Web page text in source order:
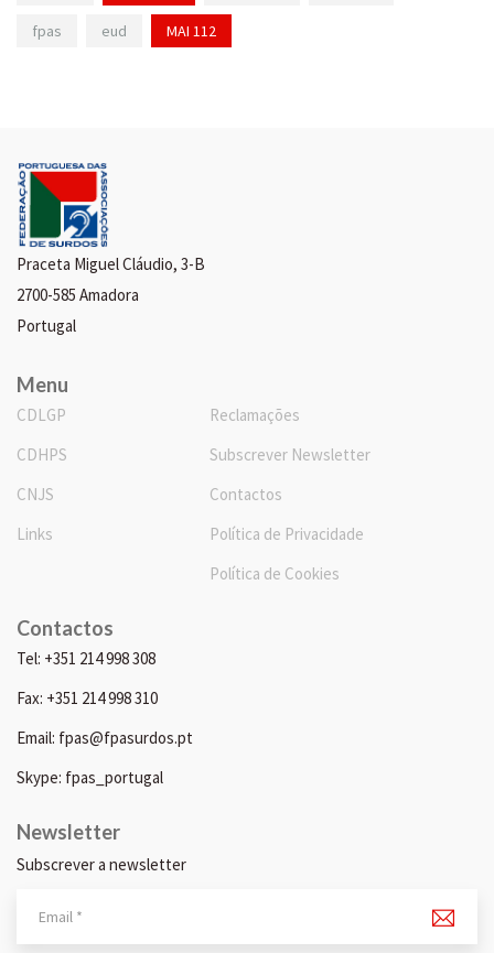
fpas eud MAI 112
Praceta Miguel Cláudio, 3-B
2700-585 Amadora
Portugal
Menu
CDLGP
CDHPS
CNJS
Links
Reclamações
Subscrever Newsletter
Contactos
Política de Privacidade
Política de Cookies
Contactos
Tel: +351 214 998 308
Fax: +351 214 998 310
Email: fpas@fpasurdos.pt
Skype: fpas_portugal
Newsletter
Subscrever a newsletter